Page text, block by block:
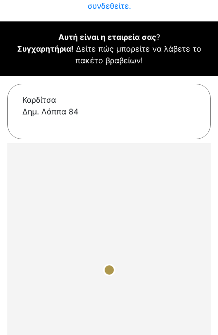
συνδεθείτε.
Αυτή είναι η εταιρεία σας?
Συγχαρητήρια! Δείτε πώς μπορείτε να λάβετε το
πακέτο βραβείων!
Καρδίτσα
Δημ. Λάππα 84